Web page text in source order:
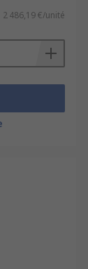
2 486,19 €/unité